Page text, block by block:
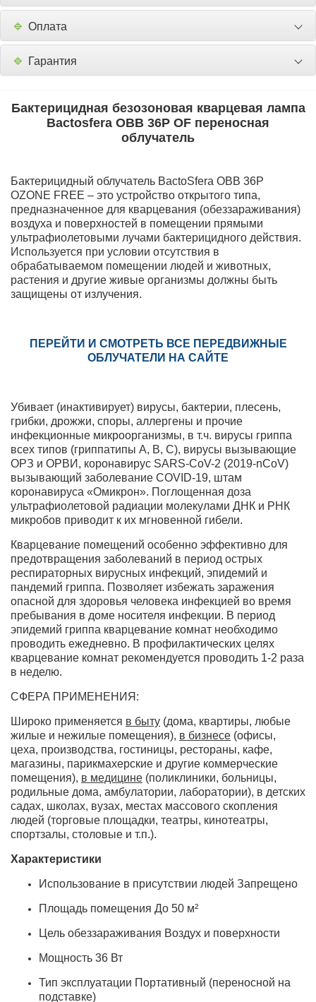
🔹 Оплата
🔹 Гарантия
Бактерицидная безозоновая кварцевая лампа
Bactosfera ОBB 36P OF переносная
облучатель
Бактерицидный облучатель BactoSfera OBB 36P
OZONE FREE – это устройство открытого типа,
предназначенное для кварцевания (обеззараживания)
воздуха и поверхностей в помещении прямыми
ультрафиолетовыми лучами бактерицидного действия.
Используется при условии отсутствия в
обрабатываемом помещении людей и животных,
растения и другие живые организмы должны быть
защищены от излучения.
ПЕРЕЙТИ И СМОТРЕТЬ ВСЕ ПЕРЕДВИЖНЫЕ
ОБЛУЧАТЕЛИ НА САЙТЕ
Убивает (инактивирует) вирусы, бактерии, плесень,
грибки, дрожжи, споры, аллергены и прочие
инфекционные микроорганизмы, в т.ч. вирусы гриппа
всех типов (гриппатипы A, B, C), вирусы вызывающие
ОРЗ и ОРВИ, коронавирус SARS-CoV-2 (2019-nCoV)
вызывающий заболевание COVID-19, штам
коронавируса «Омикрон». Поглощенная доза
ультрафиолетовой радиации молекулами ДНК и РНК
микробов приводит к их мгновенной гибели.
Кварцевание помещений особенно эффективно для
предотвращения заболеваний в период острых
респираторных вирусных инфекций, эпидемий и
пандемий гриппа. Позволяет избежать заражения
опасной для здоровья человека инфекцией во время
пребывания в доме носителя инфекции. В период
эпидемий гриппа кварцевание комнат необходимо
проводить ежедневно. В профилактических целях
кварцевание комнат рекомендуется проводить 1-2 раза
в неделю.
СФЕРА ПРИМЕНЕНИЯ:
Широко применяется в быту (дома, квартиры, любые
жилые и нежилые помещения), в бизнесе (офисы,
цеха, производства, гостиницы, рестораны, кафе,
магазины, парикмахерские и другие коммерческие
помещения), в медицине (поликлиники, больницы,
родильные дома, амбулатории, лаборатории), в детских
садах, школах, вузах, местах массового скопления
людей (торговые площадки, театры, кинотеатры,
спортзалы, столовые и т.п.).
Характеристики
Использование в присутствии людей Запрещено
Площадь помещения До 50 м²
Цель обеззараживания Воздух и поверхности
Мощность 36 Вт
Тип эксплуатации Портативный (переносной на
подставке)